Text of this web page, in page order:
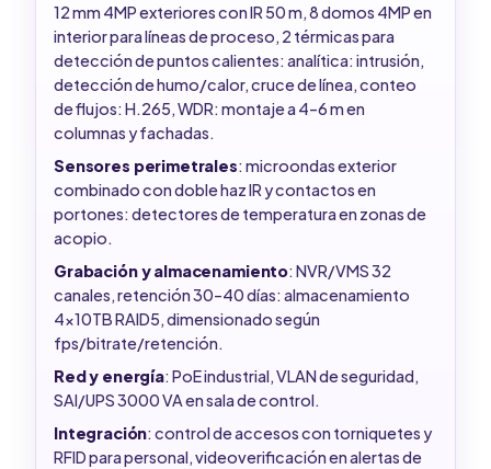
12 mm 4MP exteriores con IR 50 m, 8 domos 4MP en
interior para líneas de proceso, 2 térmicas para
detección de puntos calientes: analítica: intrusión,
detección de humo/calor, cruce de línea, conteo
de flujos: H.265, WDR: montaje a 4–6 m en
columnas y fachadas.
Sensores perimetrales: microondas exterior
combinado con doble haz IR y contactos en
portones: detectores de temperatura en zonas de
acopio.
Grabación y almacenamiento: NVR/VMS 32
canales, retención 30–40 días: almacenamiento
4x10TB RAID5, dimensionado según
fps/bitrate/retención.
Red y energía: PoE industrial, VLAN de seguridad,
SAI/UPS 3000 VA en sala de control.
Integración: control de accesos con torniquetes y
RFID para personal, videoverificación en alertas de